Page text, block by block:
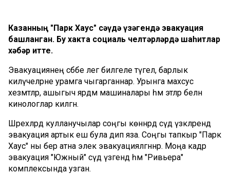
Казанның "Парк Хаус" сәүдә үзәгендә эвакуация
башланган. Бу хакта социаль челтәрләрдә шаһитлар
хәбәр итте.
Эвакуациянең сәбәбе әлегә билгеле түгел, барлык
килүчеләрне урамга чыгарганнар. Урынга махсус
хезмәтләр, ашыгыч ярдәм машиналары һәм этләр белән
кинологлар килгән.
Шәрехләрдә кулланучылар соңгы көннәрдә сәүдә үзәкләрендә
эвакуация артык еш була дип яза. Соңгы тапкыр "Парк
Хаус" ны бер атна элек эвакуацияләгәннәр. Моңа кадәр
эвакуация "Южный" сәүдә үзәгендә һәм "Ривьера"
комплексында узган.